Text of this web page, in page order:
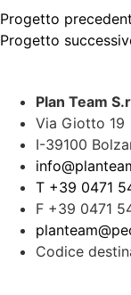
Progetto
Progetto
Plan Team
Via Giotto 19
I-39100
T +39 0471
F +39 0471
Codice